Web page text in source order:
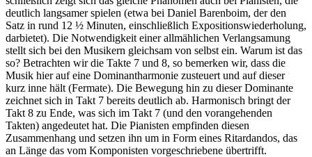
deutlich langsamer spielen (etwa bei Daniel Barenboim, der den
Satz in rund 12 ½ Minuten, einschließlich Expositionswiederholung,
darbietet). Die Notwendigkeit einer allmählichen Verlangsamung
stellt sich bei den Musikern gleichsam von selbst ein. Warum ist das
so? Betrachten wir die Takte 7 und 8, so bemerken wir, dass die
Musik hier auf eine Dominantharmonie zusteuert und auf dieser
kurz inne hält (Fermate). Die Bewegung hin zu dieser Dominante
zeichnet sich in Takt 7 bereits deutlich ab. Harmonisch bringt der
Takt 8 zu Ende, was sich im Takt 7 (und den vorangehenden
Takten) angedeutet hat. Die Pianisten empfinden diesen
Zusammenhang und setzen ihn um in Form eines Ritardandos, das
an Länge das vom Komponisten vorgeschriebene übertrifft.